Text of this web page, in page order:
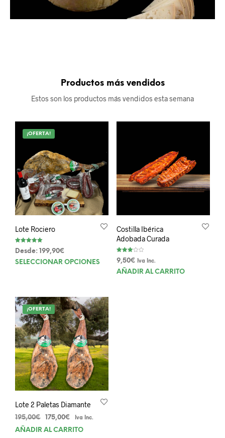
Productos más vendidos
Estos son los productos más vendidos esta semana
¡OFERTA!
Lote Rociero
Valorado con
5.00
Desde: 199,90€
SELECCIONAR OPCIONES
Este
producto
variantes.
Las
opciones
se
pueden
elegir
en
la
Costilla Ibérica
Adobada Curada
Valorad
o con
3.00
de 5
9,50€ Iva Inc.
AÑADIR AL CARRITO
¡OFERTA!
Lote 2 Paletas Diamante
195,00€
El
precio
175,00€
El
precio
Iva Inc.
AÑADIR AL CARRITO